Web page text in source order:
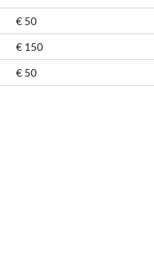
€ 50
€ 150
€ 50